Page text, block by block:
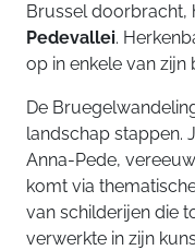
Brussel doorbracht,
Pedevallei.
op in enkele van zijn
De
landschap stappen.
Anna-Pede,
komt via
van schilderijen die
verwerkte in zijn